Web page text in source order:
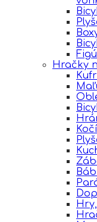
Hračky